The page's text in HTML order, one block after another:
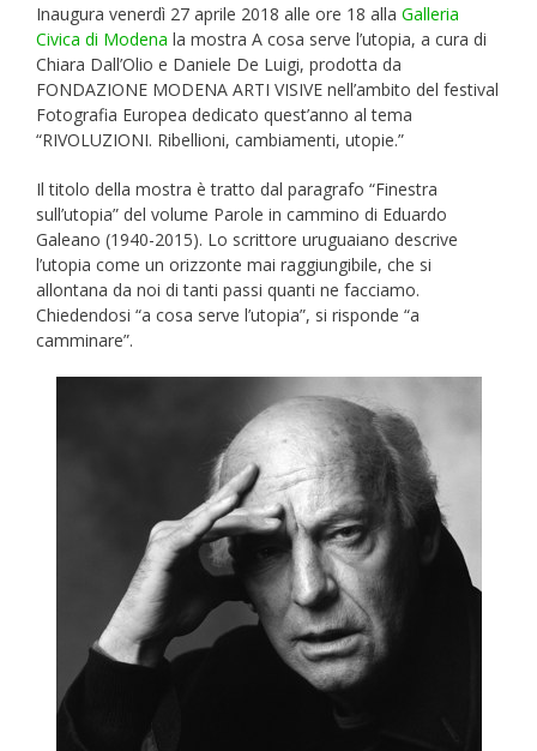
Inaugura venerdì 27 aprile 2018 alle ore 18 alla Galleria
Civica di Modena la mostra A cosa serve l’utopia, a cura di
Chiara Dall’Olio e Daniele De Luigi, prodotta da
FONDAZIONE MODENA ARTI VISIVE nell’ambito del festival
Fotografia Europea dedicato quest’anno al tema
“RIVOLUZIONI. Ribellioni, cambiamenti, utopie.”
Il titolo della mostra è tratto dal paragrafo “Finestra
sull’utopia” del volume Parole in cammino di Eduardo
Galeano (1940-2015). Lo scrittore uruguaiano descrive
l’utopia come un orizzonte mai raggiungibile, che si
allontana da noi di tanti passi quanti ne facciamo.
Chiedendosi “a cosa serve l’utopia”, si risponde “a
camminare”.